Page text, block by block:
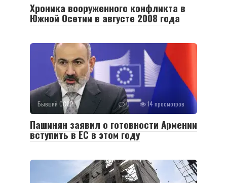
Хроника вооруженного конфликта в
Южной Осетии в августе 2008 года
Бывший СССР 0 14 просмотров
Пашинян заявил о готовности Армении
вступить в ЕС в этом году